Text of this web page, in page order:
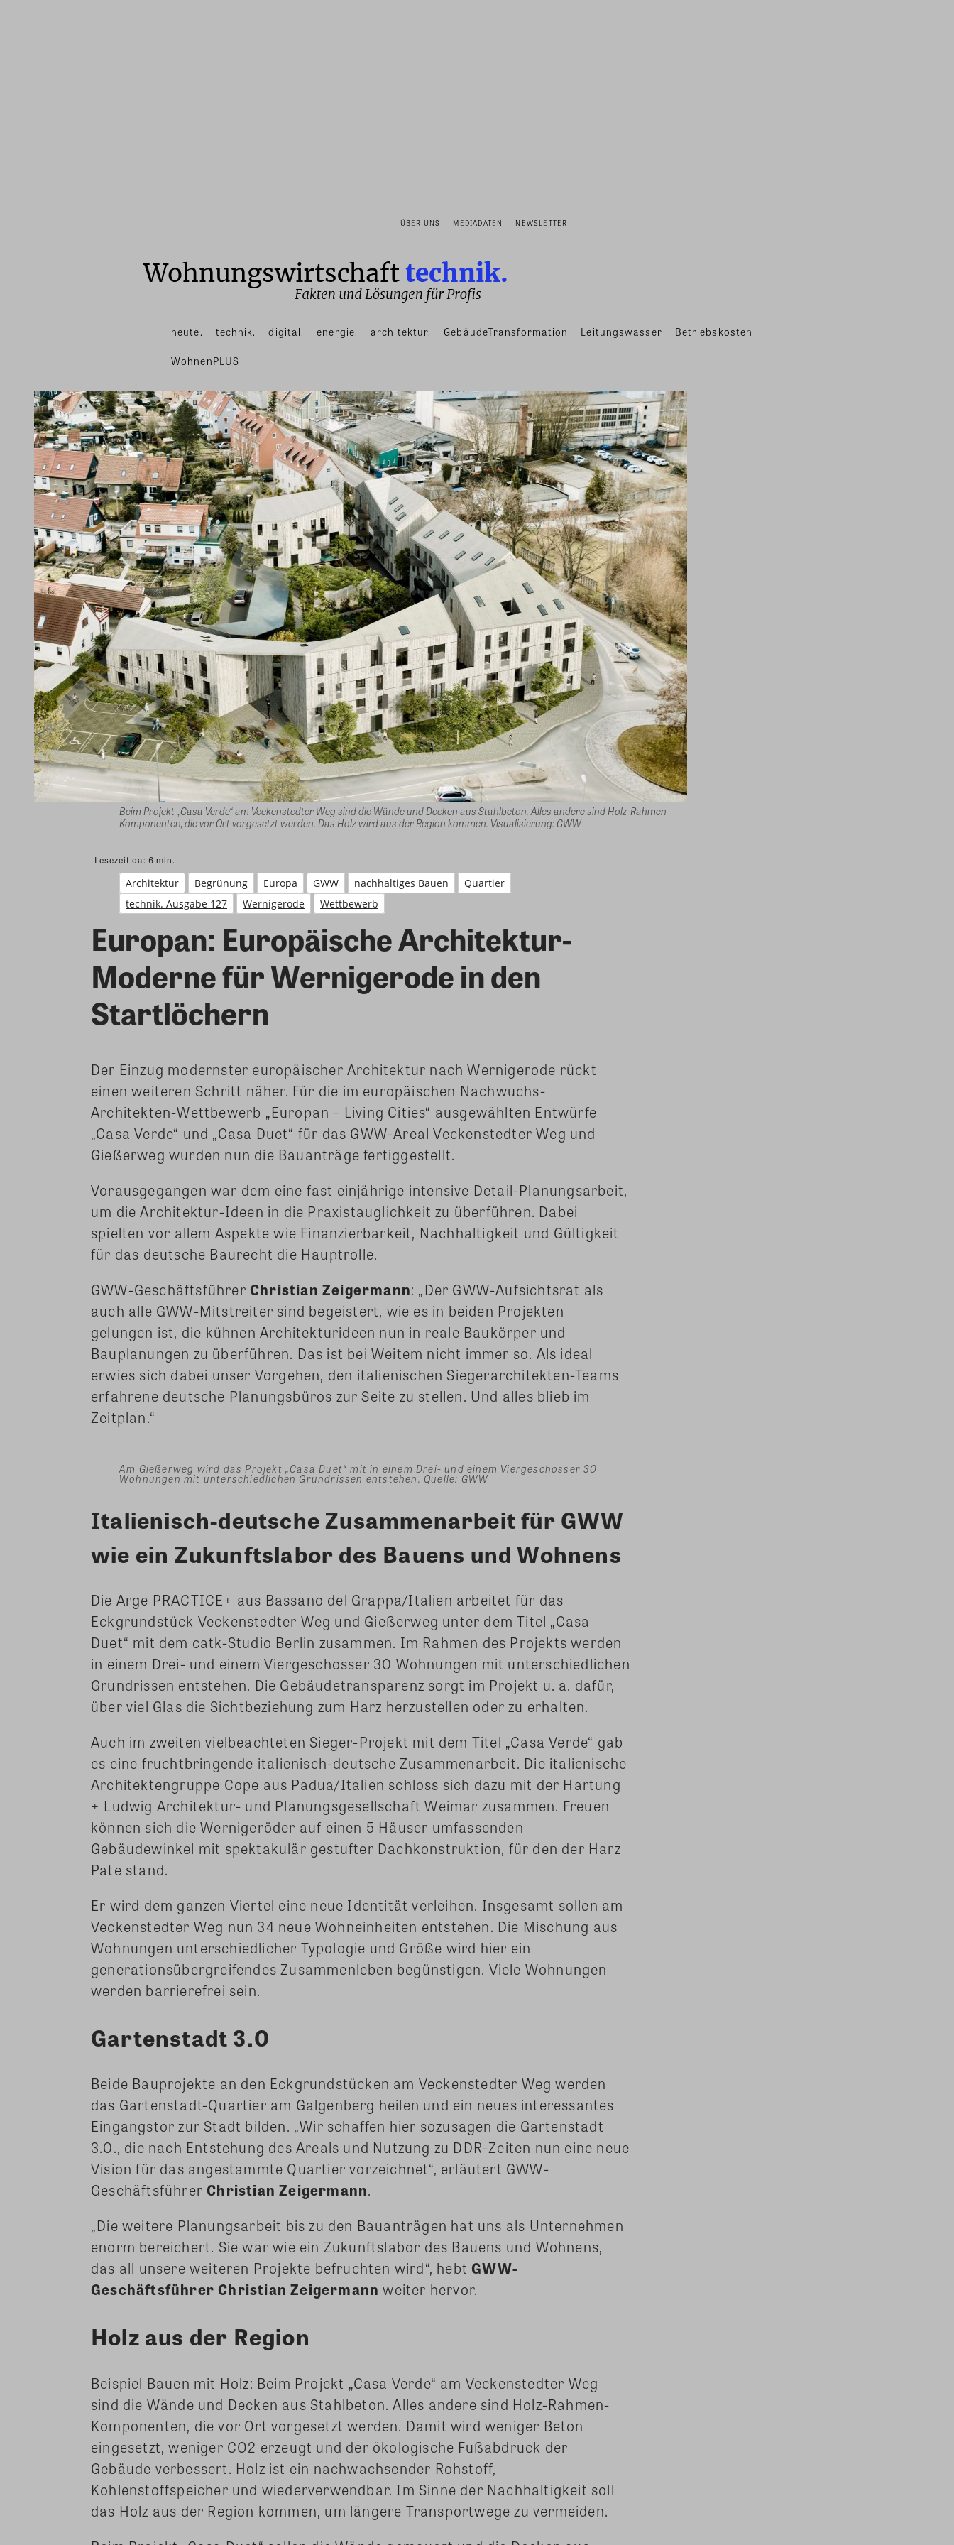
ÜBER UNS MEDIADATEN NEWSLETTER
heute. technik. digital. energie. architektur. GebäudeTransformation Leitungswasser Betriebskosten
WohnenPLUS
Beim Projekt „Casa Verde“ am Veckenstedter Weg sind die Wände und Decken aus Stahlbeton. Alles andere sind Holz-Rahmen-
Komponenten, die vor Ort vorgesetzt werden. Das Holz wird aus der Region kommen. Visualisierung: GWW
Lesezeit ca: 6 min.
Architektur Begrünung Europa GWW nachhaltiges Bauen
Quartier
technik. Ausgabe 127
Wernigerode Wettbewerb
Europan: Europäische Architektur-
Moderne für Wernigerode in den
Startlöchern
Der Einzug modernster europäischer Architektur nach Wernigerode rückt
einen weiteren Schritt näher. Für die im europäischen Nachwuchs-
Architekten-Wettbewerb „Europan – Living Cities“ ausgewählten Entwürfe
„Casa Verde“ und „Casa Duet“ für das GWW-Areal Veckenstedter Weg und
Gießerweg wurden nun die Bauanträge fertiggestellt.
Vorausgegangen war dem eine fast einjährige intensive Detail-Planungsarbeit,
um die Architektur-Ideen in die Praxistauglichkeit zu überführen. Dabei
spielten vor allem Aspekte wie Finanzierbarkeit, Nachhaltigkeit und Gültigkeit
für das deutsche Baurecht die Hauptrolle.
GWW-Geschäftsführer Christian Zeigermann: „Der GWW-Aufsichtsrat als
auch alle GWW-Mitstreiter sind begeistert, wie es in beiden Projekten
gelungen ist, die kühnen Architekturideen nun in reale Baukörper und
Bauplanungen zu überführen. Das ist bei Weitem nicht immer so. Als ideal
erwies sich dabei unser Vorgehen, den italienischen Siegerarchitekten-Teams
erfahrene deutsche Planungsbüros zur Seite zu stellen. Und alles blieb im
Zeitplan.“
Am Gießerweg wird das Projekt „Casa Duet“ mit in einem Drei- und einem Viergeschosser 30
Wohnungen mit unterschiedlichen Grundrissen entstehen. Quelle: GWW
Italienisch-deutsche Zusammenarbeit für GWW
wie ein Zukunftslabor des Bauens und Wohnens
Die Arge PRACTICE+ aus Bassano del Grappa/Italien arbeitet für das
Eckgrundstück Veckenstedter Weg und Gießerweg unter dem Titel „Casa
Duet“ mit dem catk-Studio Berlin zusammen. Im Rahmen des Projekts werden
in einem Drei- und einem Viergeschosser 30 Wohnungen mit unterschiedlichen
Grundrissen entstehen. Die Gebäudetransparenz sorgt im Projekt u. a. dafür,
über viel Glas die Sichtbeziehung zum Harz herzustellen oder zu erhalten.
Auch im zweiten vielbeachteten Sieger-Projekt mit dem Titel „Casa Verde“ gab
es eine fruchtbringende italienisch-deutsche Zusammenarbeit. Die italienische
Architektengruppe Cope aus Padua/Italien schloss sich dazu mit der Hartung
+ Ludwig Architektur- und Planungsgesellschaft Weimar zusammen. Freuen
können sich die Wernigeröder auf einen 5 Häuser umfassenden
Gebäudewinkel mit spektakulär gestufter Dachkonstruktion, für den der Harz
Pate stand.
Er wird dem ganzen Viertel eine neue Identität verleihen. Insgesamt sollen am
Veckenstedter Weg nun 34 neue Wohneinheiten entstehen. Die Mischung aus
Wohnungen unterschiedlicher Typologie und Größe wird hier ein
generationsübergreifendes Zusammenleben begünstigen. Viele Wohnungen
werden barrierefrei sein.
Gartenstadt 3.0
Beide Bauprojekte an den Eckgrundstücken am Veckenstedter Weg werden
das Gartenstadt-Quartier am Galgenberg heilen und ein neues interessantes
Eingangstor zur Stadt bilden. „Wir schaffen hier sozusagen die Gartenstadt
3.0., die nach Entstehung des Areals und Nutzung zu DDR-Zeiten nun eine neue
Vision für das angestammte Quartier vorzeichnet“, erläutert GWW-
GeschäftsführerChristian Zeigermann.
„Die weitere Planungsarbeit bis zu den Bauanträgen hat uns als Unternehmen
enorm bereichert. Sie war wie ein Zukunftslabor des Bauens und Wohnens,
das all unsere weiteren Projekte befruchten wird“, hebt GWW-
Geschäftsführer Christian Zeigermann weiter hervor.
Holz aus der Region
Beispiel Bauen mit Holz: Beim Projekt „Casa Verde“ am Veckenstedter Weg
sind die Wände und Decken aus Stahlbeton. Alles andere sind Holz-Rahmen-
Komponenten, die vor Ort vorgesetzt werden. Damit wird weniger Beton
eingesetzt, weniger CO2 erzeugt und der ökologische Fußabdruck der
Gebäude verbessert. Holz ist ein nachwachsender Rohstoff,
Kohlenstoffspeicher und wiederverwendbar. Im Sinne der Nachhaltigkeit soll
das Holz aus der Region kommen, um längere Transportwege zu vermeiden.